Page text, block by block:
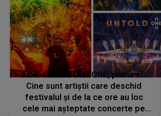
LINE-UP UNTOLD ONE, prima zi.
Cine sunt artiștii care deschid
festivalul și de la ce ore au loc
cele mai așteptate concerte pe